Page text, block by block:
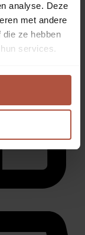
analyse. Deze
met andere
ze hebben
services.